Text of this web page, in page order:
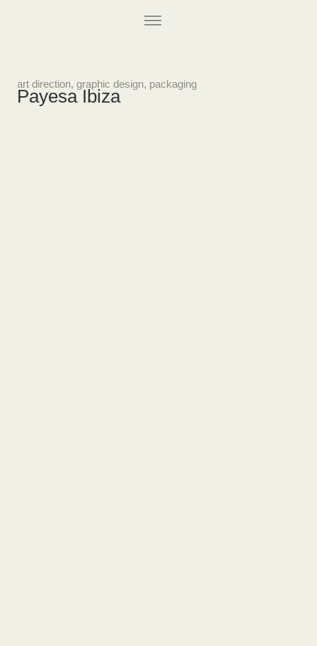
art direction, graphic design, packaging
Payesa Ibiza